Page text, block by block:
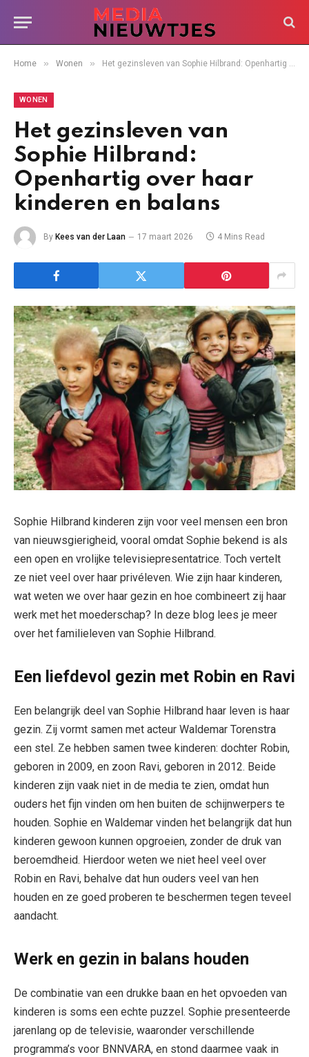
Home » Wonen » Het gezinsleven van Sophie Hilbrand: Openhartig over haar kinderen en balans
WONEN
Het gezinsleven van
Sophie Hilbrand:
Openhartig over haar
kinderen en balans
By Kees van der Laan 17 maart 2026 4 Mins Read
Sophie Hilbrand kinderen zijn voor veel mensen een bron
van nieuwsgierigheid, vooral omdat Sophie bekend is als
een open en vrolijke televisiepresentatrice. Toch vertelt
ze niet veel over haar privéleven. Wie zijn haar kinderen,
wat weten we over haar gezin en hoe combineert zij haar
werk met het moederschap? In deze blog lees je meer
over het familieleven van Sophie Hilbrand.
Een liefdevol gezin met Robin en Ravi
Een belangrijk deel van Sophie Hilbrand haar leven is haar
gezin. Zij vormt samen met acteur Waldemar Torenstra
een stel. Ze hebben samen twee kinderen: dochter Robin,
geboren in 2009, en zoon Ravi, geboren in 2012. Beide
kinderen zijn vaak niet in de media te zien, omdat hun
ouders het fijn vinden om hen buiten de schijnwerpers te
houden. Sophie en Waldemar vinden het belangrijk dat hun
kinderen gewoon kunnen opgroeien, zonder de druk van
beroemdheid. Hierdoor weten we niet heel veel over
Robin en Ravi, behalve dat hun ouders veel van hen
houden en ze goed proberen te beschermen tegen teveel
aandacht.
Werk en gezin in balans houden
De combinatie van een drukke baan en het opvoeden van
kinderen is soms een echte puzzel. Sophie presenteerde
jarenlang op de televisie, waaronder verschillende
programma’s voor BNNVARA, en stond daarmee vaak in